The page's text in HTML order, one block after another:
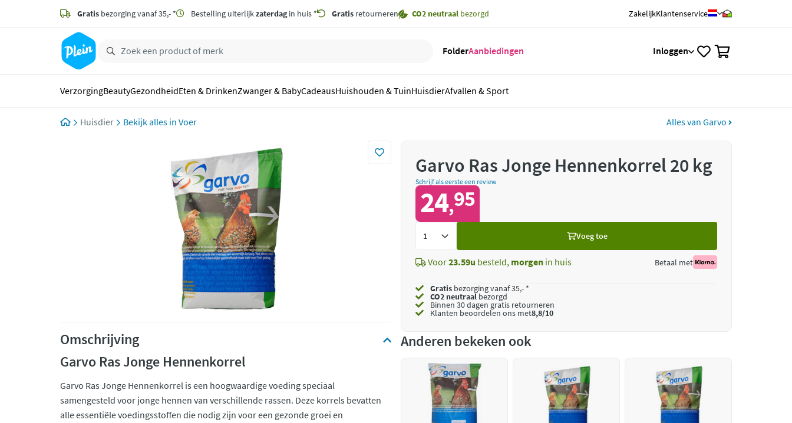
zoeken
hoofdinhoud
Gratis bezorging vanaf 35,- * Bestelling uiterlijkzaterdagin huis * Gratis retourneren CO2 neutraal bezorgd ZakelijkKlantenservice
FolderAanbiedingen Inloggen
VerzorgingBeautyGezondheidEten & DrinkenZwanger & BabyCadeausHuishouden & TuinHuisdierAfvallen & Sport
Huisdier Voer Alles van Garvo
Omschrijving
Garvo Ras Jonge Hennenkorrel
Garvo Ras Jonge Hennenkorrel is een hoogwaardige voeding speciaal
samengesteld voor jonge hennen van verschillende rassen. Deze korrels bevatten
alle essentiële voedingsstoffen die nodig zijn voor een gezonde groei en
Garvo Ras Jonge Hennenkorrel 20 kg
Schrijf als eerste een review
24,95
Voeg toe
Voor23.59u besteld, morgen in huis Betaal met
Gratis bezorging vanaf 35,- *
CO2 neutraalbezorgd
Binnen 30 dagen gratis retourneren
Klanten beoordelen ons met8,8/10
Anderen bekeken ook